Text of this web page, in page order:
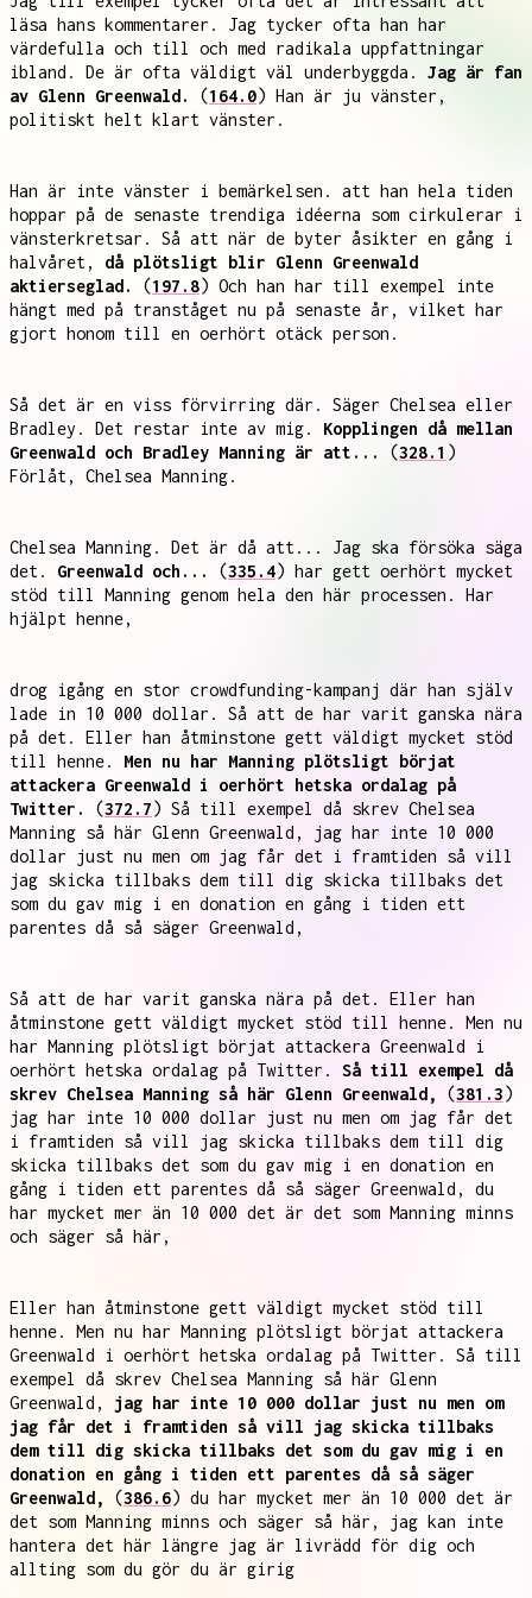
läsa hans kommentarer. Jag tycker ofta han har
värdefulla och till och med radikala uppfattningar
ibland. De är ofta väldigt väl underbyggda. Jag är fan
av Glenn Greenwald.
(164.0) Han är ju vänster,
politiskt helt klart vänster.
Han är inte vänster i bemärkelsen. att han hela tiden
hoppar på de senaste trendiga idéerna som cirkulerar i
vänsterkretsar. Så att när de byter åsikter en gång i
halvåret, då plötsligt blir Glenn Greenwald
aktierseglad.
(197.8) Och han har till exempel inte
hängt med på tranståget nu på senaste år, vilket har
gjort honom till en oerhört otäck person.
Så det är en viss förvirring där. Säger Chelsea eller
Bradley. Det restar inte av mig. Kopplingen då mellan
Greenwald och Bradley Manning är att...
(328.1 )
Förlåt, Chelsea Manning.
Chelsea Manning. Det är då att... Jag ska försöka säga
det. Greenwald och... (335.4) har gett oerhört mycket
stöd till Manning genom hela den här processen. Har
hjälpt henne,
drog igång en stor crowdfunding-kampanj där han själv
lade in 10 000 dollar. Så att de har varit ganska nära
på det. Eller han åtminstone gett väldigt mycket stöd
till henne. Men nu har Manning plötsligt börjat
attackera Greenwald i oerhört hetska ordalag på
Twitter.
(372.7) Så till exempel då skrev Chelsea
Manning så här Glenn Greenwald, jag har inte 10 000
dollar just nu men om jag får det i framtiden så vill
jag skicka tillbaks dem till dig skicka tillbaks det
som du gav mig i en donation en gång i tiden ett
parentes då så säger Greenwald,
Så att de har varit ganska nära på det. Eller han
åtminstone gett väldigt mycket stöd till henne. Men nu
har Manning plötsligt börjat attackera Greenwald i
oerhört hetska ordalag på Twitter. Så till exempel då
skrev Chelsea Manning så här Glenn Greenwald,
(381.3)
jag har inte 10 000 dollar just nu men om jag får det
i framtiden så vill jag skicka tillbaks dem till dig
skicka tillbaks det som du gav mig i en donation en
gång i tiden ett parentes då så säger Greenwald, du
har mycket mer än 10 000 det är det som Manning minns
och säger så här,
Eller han åtminstone gett väldigt mycket stöd till
henne. Men nu har Manning plötsligt börjat attackera
Greenwald i oerhört hetska ordalag på Twitter. Så till
exempel då skrev Chelsea Manning så här Glenn
Greenwald, jag har inte 10 000 dollar just nu men om
jag får det i framtiden så vill jag skicka tillbaks
dem till dig skicka tillbaks det som du gav mig i en
donation en gång i tiden ett parentes då så säger
Greenwald,
(386.6) du har mycket mer än 10 000 det är
det som Manning minns och säger så här, jag kan inte
hantera det här längre jag är livrädd för dig och
allting som du gör du är girig